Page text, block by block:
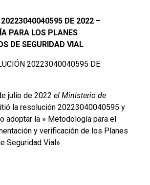
20223040040595 DE 2022 –
PARA LOS PLANES
DE SEGURIDAD VIAL
julio de 2022 el Ministerio de
la resolución 20223040040595 y
adoptar la » Metodología para el
y verificación de los Planes
Seguridad Vial»